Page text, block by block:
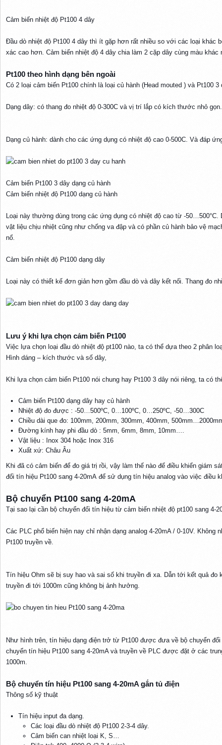
Cảm biến nhiệt độ Pt100 4 dây
Đầu dò nhiệt độ Pt100 4 dây thì ít gặp hơn rất nhiều so với các loại khác
xác cao hơn. Cảm biến nhiệt độ 4 dây chia làm 2 cặp dây cùng màu khác
Pt100 theo hình dạng bên ngoài​
Có 2 loại cảm biến Pt100 chính là loại củ hành (Head mouted ) và Pt100
Dạng dây: có thang đo nhiệt độ 0-300C và vị trí lắp có kích thước nhỏ gọn.
Dạng củ hành: dành cho các ứng dụng có nhiệt độ cao 0-500C. Và đáp
Cảm biến Pt100 3 dây dạng củ hành​
Cảm biến nhiệt độ Pt100 dạng củ hành
Loại này thường dùng trong các ứng dụng có nhiệt độ cao từ -
vật liệu chịu nhiệt cũng như chống va đập và có phần củ hành bảo vệ
nổ.
Cảm biến nhiệt độ Pt100 dạng dây
Loại này có thiết kế đơn giản hơn gồm đầu dò và dây kết nối. Thang đo
Lưu ý khi lựa chọn cảm biến Pt100​
Việc lựa chọn loại đầu dò nhiệt độ pt100 nào, ta có thể dựa theo 2 phân
Hình dáng – kích thước và số dây,
Khi lựa chọn cảm biến Pt100 nói chung hay Pt100 3 dây nói riêng, ta có
Cảm biến Pt100 dạng dây hay củ hành
Nhiệt độ đo được : -50…500ºC, 0…100ºC, 0…250ºC, -50…300C
Chiều dài que đo: 100mm, 200mm, 300mm, 400mm,
Đường kính hay phi đầu dò : 5mm, 6mm, 8mm, 10mm….
Vật liệu : Inox 304 hoặc Inox 316
Xuất xứ: Châu Âu
Khi đã có cảm biến để đo giá trị rồi, vậy làm thế nào để điều khiển giám
đổi tín hiệu Pt100 sang 4-20mA để sử dụng tín hiệu analog vào việc điều
Bộ chuyển Pt100 sang 4-20mA​
Tại sao lại cần bộ chuyển đổi tín hiệu từ cảm biến nhiệt độ pt100 sang 4-
Các PLC phổ biến hiện nay chỉ nhận dạng analog 4-20mA / 0-10V.
Pt100 truyền về.
Tín hiệu Ohm sẽ bị suy hao và sai số khi truyền đi xa. Dẫn tới kết quả đo
truyền đi tới 1000m cũng không bị ảnh hưởng.
Như hình trên, tín hiệu dạng điện trở từ Pt100 được đưa về bộ chuyển
chuyển tín hiệu Pt100 sang 4-20mA và truyền về PLC được đặt ở các
1000m.
Bộ chuyển tín hiệu Pt100 sang 4-20mA gắn tủ điện​
Thông số kỹ thuật
Tín hiệu input đa dạng.
Các loại đầu dò nhiệt độ Pt100 2-3-4 dây.
Cảm biến can nhiệt loại K, S…